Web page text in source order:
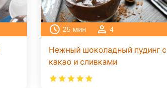
25 мин 4
Нежный шоколадный пудинг с
какао и сливками